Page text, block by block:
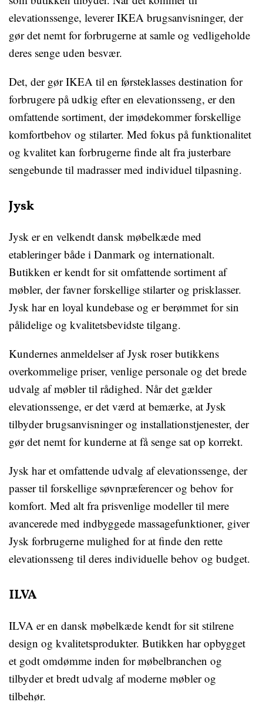
elevationssenge, leverer IKEA brugsanvisninger, der
gør det nemt for forbrugerne at samle og vedligeholde
deres senge uden besvær.
Det, der gør IKEA til en førsteklasses destination for
forbrugere på udkig efter en elevationsseng, er den
omfattende sortiment, der imødekommer forskellige
komfortbehov og stilarter. Med fokus på funktionalitet
og kvalitet kan forbrugerne finde alt fra justerbare
sengebunde til madrasser med individuel tilpasning.
Jysk
Jysk er en velkendt dansk møbelkæde med
etableringer både i Danmark og internationalt.
Butikken er kendt for sit omfattende sortiment af
møbler, der favner forskellige stilarter og prisklasser.
Jysk har en loyal kundebase og er berømmet for sin
pålidelige og kvalitetsbevidste tilgang.
Kundernes anmeldelser af Jysk roser butikkens
overkommelige priser, venlige personale og det brede
udvalg af møbler til rådighed. Når det gælder
elevationssenge, er det værd at bemærke, at Jysk
tilbyder brugsanvisninger og installationstjenester, der
gør det nemt for kunderne at få senge sat op korrekt.
Jysk har et omfattende udvalg af elevationssenge, der
passer til forskellige søvnpræferencer og behov for
komfort. Med alt fra prisvenlige modeller til mere
avancerede med indbyggede massagefunktioner, giver
Jysk forbrugerne mulighed for at finde den rette
elevationsseng til deres individuelle behov og budget.
ILVA
ILVA er en dansk møbelkæde kendt for sit stilrene
design og kvalitetsprodukter. Butikken har opbygget
et godt omdømme inden for møbelbranchen og
tilbyder et bredt udvalg af moderne møbler og
tilbehør.